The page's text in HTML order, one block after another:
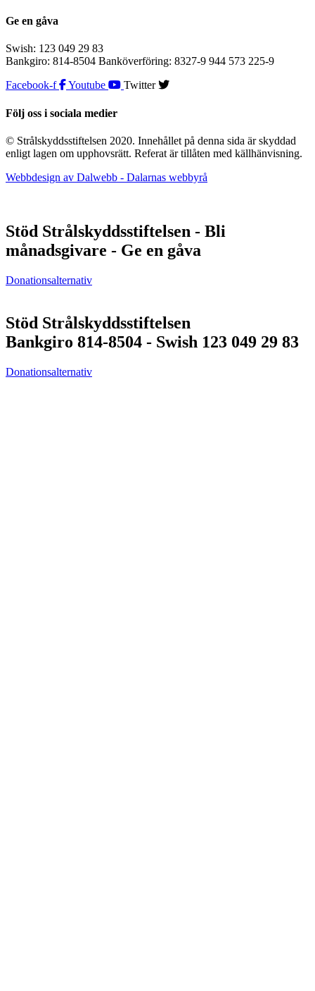
Ge en gåva
Swish: 123 049 29 83
Bankgiro: 814-8504 Banköverföring: 8327-9 944 573 225-9
Facebook-f
Youtube Twitter
Följ oss i sociala medier
© Strålskyddsstiftelsen 2020. Innehållet på denna sida är skyddad
enligt lagen om upphovsrätt. Referat är tillåten med källhänvisning.
Webbdesign av Dalwebb - Dalarnas webbyrå
Stöd Strålskyddsstiftelsen - Bli
månadsgivare - Ge en gåva
Donationsalternativ
Stöd Strålskyddsstiftelsen
Bankgiro 814-8504 - Swish 123 049 29 83
Donationsalternativ